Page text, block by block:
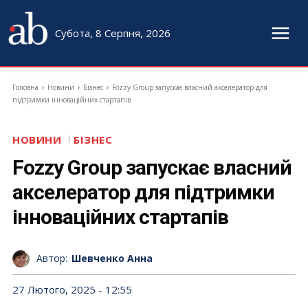
Субота, 8 Серпня, 2026
Головна Новини Бізнес
Fozzy Group запускає власний акселератор для
підтримки інноваційних стартапів
НОВИНИ БІЗНЕС
Fozzy Group запускає власний
акселератор для підтримки
інноваційних стартапів
Автор: Шевченко Анна
27 Лютого, 2025 - 12:55